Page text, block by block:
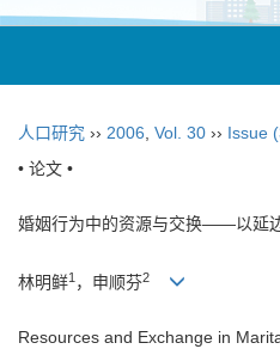
人口研究 ›› 2006 Vol. 30 ›› Issue
• 论文 •
婚姻行为中的资源与交换——以延
林明鲜1 ，申顺芬2
Resources and Exchange in